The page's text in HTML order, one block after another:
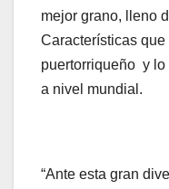
mejor grano, lleno
Características
puertorriqueño y lo
a nivel mundial.
“Ante esta gran